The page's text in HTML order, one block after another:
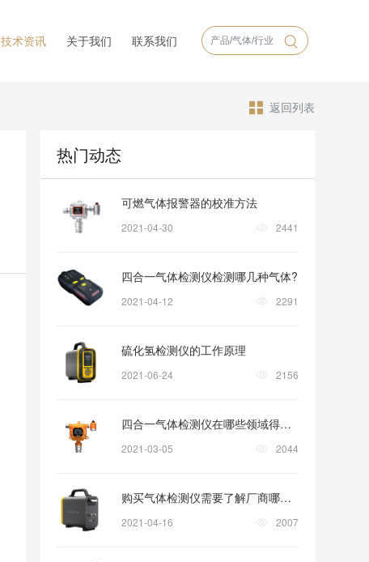
技术资讯 关于我们 联系我们
返回列表
热门动态
可燃气体报警器的校准方法
2021-04-30 2441
四合一气体检测仪检测哪几种气体?
2021-04-12 2291
硫化氢检测仪的工作原理
2021-06-24 2156
四合一气体检测仪在哪些领域得到广泛使用
2021-03-05 2044
购买气体检测仪需要了解厂商哪些认证？
2021-04-16 2007